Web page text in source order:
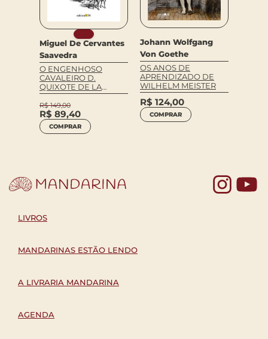
Miguel De Cervantes
Saavedra
O ENGENHOSO
CAVALEIRO D.
QUIXOTE DE LA
MANCHA
R$149,00
R$ 89,40
COMPRAR
Johann Wolfgang
Von Goethe
OS ANOS DE
APRENDIZADO DE
WILHELM MEISTER
R$ 124,00
COMPRAR
LIVROS
MANDARINAS ESTÃO LENDO
A LIVRARIA MANDARINA
AGENDA